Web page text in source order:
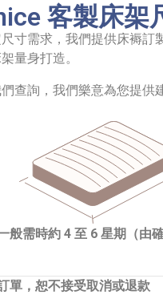
客製床架
寸需求，我們提供床褥訂
量身打造。
查詢，我們樂意為您提供
般需時約 4 至 6 星期（由
單，恕不接受取消或退款